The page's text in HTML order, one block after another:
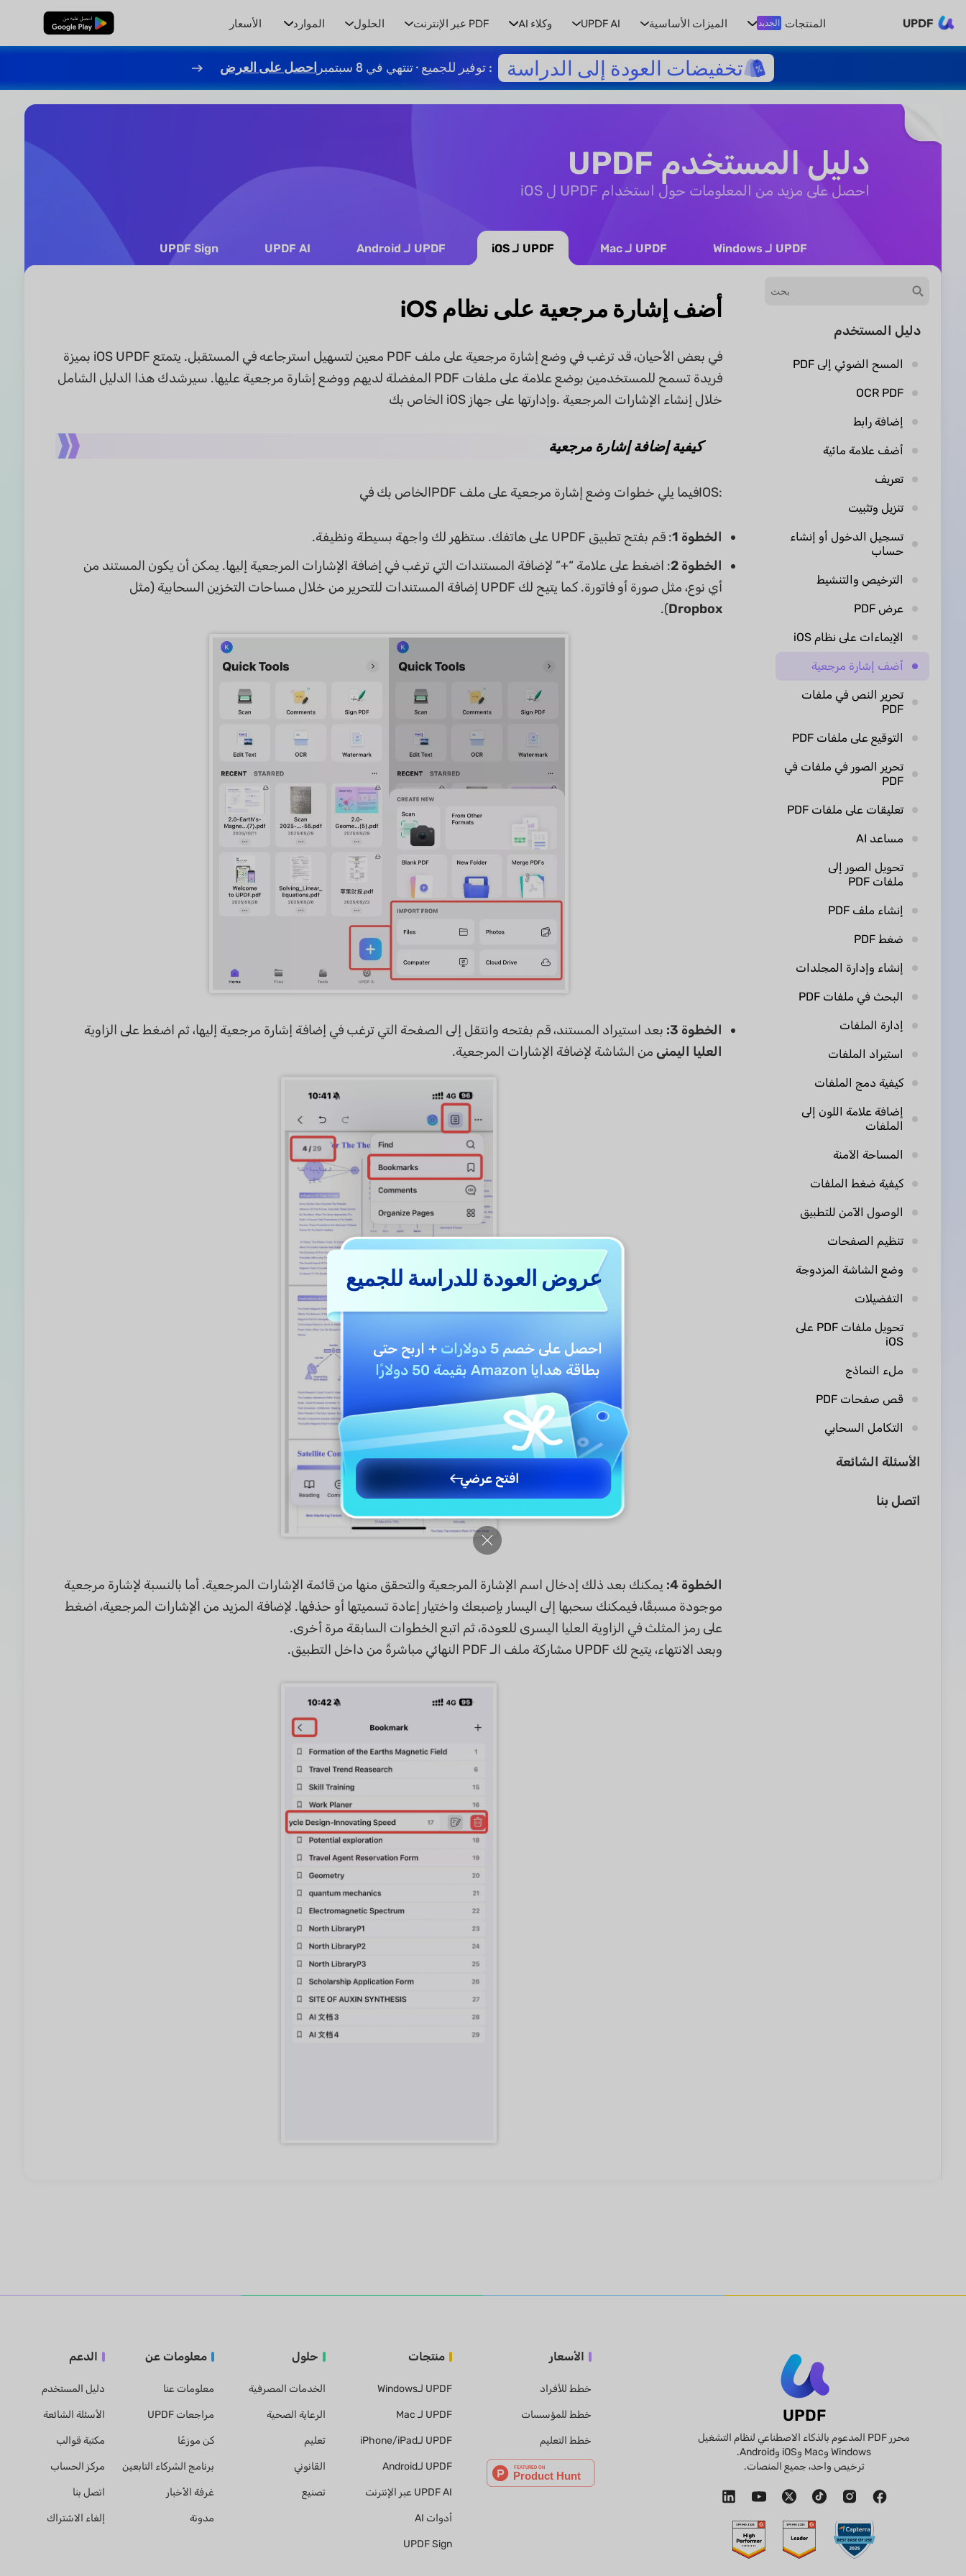
UPDF المنتجات الجديد الميزات الأساسية UPDF AI وكلاء AI PDF عبر الإنترنت الحلول الموارد الأسعار تنزيل مجاني
تخفيضات العودة إلى الدراسة : توفير للجميع · تنتهي في 8 سبتمبر احصل على العرض
دليل المستخدم UPDF
احصل على مزيد من المعلومات حول استخدام UPDF ل iOS
UPDF لـ Windows UPDF لـ Mac UPDF لـ iOS UPDF لـ Android UPDF AI
UPDF Sign
دليل المستخدم
المسح الضوئي إلى PDF
OCR PDF
إضافة رابط
أضف علامة مائية
تعريف
تنزيل وتثبيت
تسجيل الدخول أو إنشاء
حساب
الترخيص والتنشيط
عرض PDF
الإيماءات على نظام iOS
أضف إشارة مرجعية
تحرير النص في ملفات
PDF
التوقيع على ملفات PDF
تحرير الصور في ملفات في
PDF
تعليقات على ملفات PDF
مساعد AI
تحويل الصور إلى
ملفات PDF
إنشاء ملف PDF
ضغط PDF
إنشاء وإدارة المجلدات
البحث في ملفات PDF
إدارة الملفات
استيراد الملفات
كيفية دمج الملفات
إضافة علامة اللون إلى
الملفات
المساحة الآمنة
كيفية ضغط الملفات
الوصول الآمن للتطبيق
تنظيم الصفحات
وضع الشاشة المزدوجة
التفضيلات
تحويل ملفات PDF على
iOS
ملء النماذج
قص صفحات PDF
التكامل السحابي
الأسئلة الشائعة
اتصل بنا
أضف إشارة مرجعية على نظام iOS
في بعض الأحيان، قد ترغب في وضع إشارة مرجعية على ملف PDF معين لتسهيل استرجاعه في المستقبل. يتمتع iOS UPDF بميزة
فريدة تسمح للمستخدمين بوضع علامة على ملفات PDF المفضلة لديهم ووضع إشارة مرجعية عليها. سيرشدك هذا الدليل الشامل
خلال إنشاء الإشارات المرجعية .وإدارتها على جهاز iOS الخاص بك
كيفية إضافة إشارة مرجعية
:IOSفيما يلي خطوات وضع إشارة مرجعية على ملف PDFالخاص بك في
الخطوة 1
: قم بفتح تطبيق UPDF على هاتفك. ستظهر لك واجهة بسيطة ونظيفة.
الخطوة 2
: اضغط على علامة “+” لإضافة المستندات التي ترغب في إضافة الإشارات المرجعية إليها. يمكن أن يكون المستند من
أي نوع، مثل صورة أو فاتورة. كما يتيح لك UPDF إضافة المستندات للتحرير من خلال مساحات التخزين السحابية (مثل
Dropbox
).
الخطوة 3:
بعد استيراد المستند، قم بفتحه وانتقل إلى الصفحة التي ترغب في إضافة إشارة مرجعية إليها، ثم اضغط على الزاوية
العليا اليمنىمن الشاشة لإضافة الإشارات المرجعية.
الخطوة 4:
يمكنك بعد ذلك إدخال اسم الإشارة المرجعية والتحقق منها من قائمة الإشارات المرجعية. أما بالنسبة لإشارة مرجعية
موجودة مسبقًا، فيمكنك سحبها إلى اليسار بإصبعك واختيار إعادة تسميتها أو حذفها. لإضافة المزيد من الإشارات المرجعية، اضغط
على رمز المثلث في الزاوية العليا اليسرى للعودة، ثم اتبع الخطوات السابقة مرة أخرى.
وبعد الانتهاء، يتيح لك UPDF مشاركة ملف الـ PDF النهائي مباشرةً من داخل التطبيق.
عروض العودة للدراسة للجميع
احصل علىخصم 5 دولارات
+ اربح حتى
بطاقة هدايا Amazon بقيمة 50 دولارًا
افتح عرضي
UPDF
محرر PDF المدعوم بالذكاء الاصطناعي لنظام التشغيل
Windows وMac وiOS وAndroid.
ترخيص واحد، جميع المنصات.
الأسعار
خطط للأفراد
خطط للمؤسسات
خطط التعليم
منتجات
UPDF لـWindows
UPDF لـ Mac
UPDF لـiPhone/iPad
UPDF لـAndroid
UPDF AI عبر الإنترنت
أدوات AI
UPDF Sign
حلول
الخدمات المصرفية
الرعاية الصحية
تعليم
القانوني
تصنيع
معلومات عن
معلومات عنا
مراجعات UPDF
كن موزعًا
برنامج الشركاء التابعين
غرفة الأخبار
مدونة
الدعم
دليل المستخدم
الأسئلة الشائعة
مكتبة قوالب
مركز الحساب
اتصل بنا
إلغاء الاشتراك